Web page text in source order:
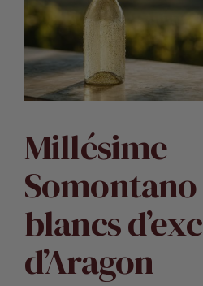
Millésime
Somontano
blancs
d’Aragon